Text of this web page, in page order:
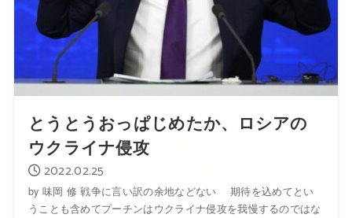
とうとうおっぱじめたか、ロシアの
ウクライナ侵攻
2022.02.25
by 味岡 修 戦争に言い訳の余地などない 期待を込めてとい
うことも含めてプーチンはウクライナ侵攻を我慢するのではな